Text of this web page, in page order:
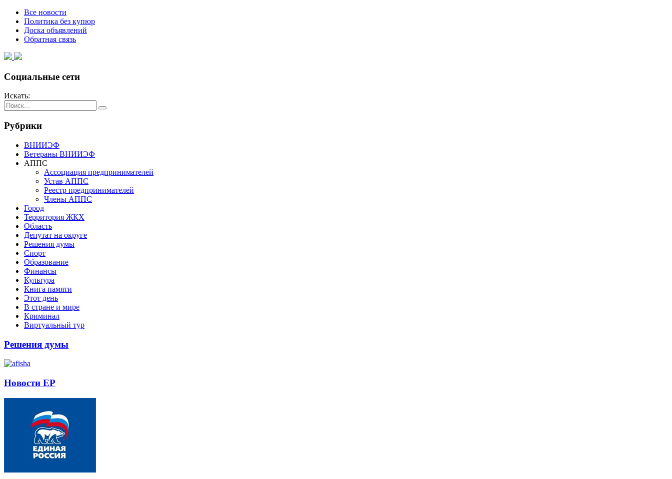
Все новости
Политика без купюр
Доска объявлений
Обратная связь
Социальные сети
Искать:
Рубрики
ВНИИЭФ
Ветераны ВНИИЭФ
АППС
Ассоциация предпринимателей
Устав АППС
Реестр предпринимателей
Члены АППС
Город
Территория ЖКХ
Область
Депутат на округе
Решения думы
Спорт
Образование
Финансы
Культура
Книга памяти
Этот день
В стране и мире
Криминал
Виртуальный тур
Решения думы
Новости ЕР